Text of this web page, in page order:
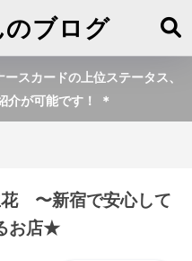
のブログ
スカードの上位ステータス、
介が可能です！ ＊
花 〜新宿で安心して
お店★